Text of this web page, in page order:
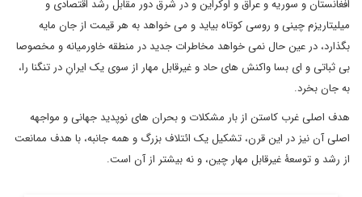
افغانستان و سوریه و عراق و اوکراین و در شرق دور مقابل رشد اقتصادی و
میلیتاریزم چینی و روسی کوتاه بیاید و می خواهد به هر قیمت از جان مایه
بگذارد، در عین حال نمی خواهد مخاطرات جدید در منطقه خاورمیانه و مخصوصا
بی ثباتی و ای بسا واکنش های حاد و غیرقابل مهار از سوی یک ایرانِ در تنگنا را،
به جان بخرد.
هدف اصلی غرب کاستن از بار مشکلات و بحران های نوپدید جهانی و مواجهه
اصلی آن نیز در این قرن، تشکیل یک ائتلاف بزرگ و همه جانبه، با هدف ممانعت
از رشد و توسعۀ غیرقابل مهار چین، و نه بیشتر از آن است.